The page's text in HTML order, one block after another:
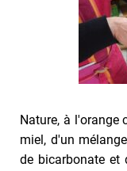
Nature, à l'orange
miel, d'un
de bicarbonate et